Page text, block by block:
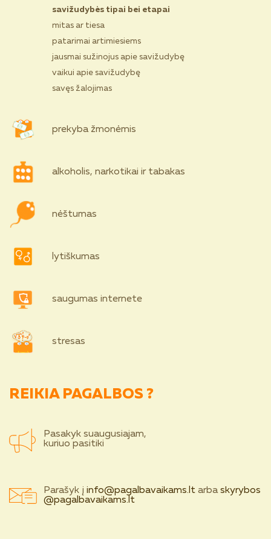
savižudybės tipai bei etapai
mitas ar tiesa
patarimai artimiesiems
jausmai sužinojus apie savižudybę
vaikui apie savižudybę
savęs žalojimas
prekyba žmonėmis
alkoholis, narkotikai ir tabakas
nėštumas
lytiškumas
saugumas internete
stresas
REIKIA PAGALBOS ?
Pasakyk suaugusiajam,
kuriuo pasitiki
Parašyk į info@pagalbavaikams.lt arbaskyrybos
@pagalbavaikams.lt